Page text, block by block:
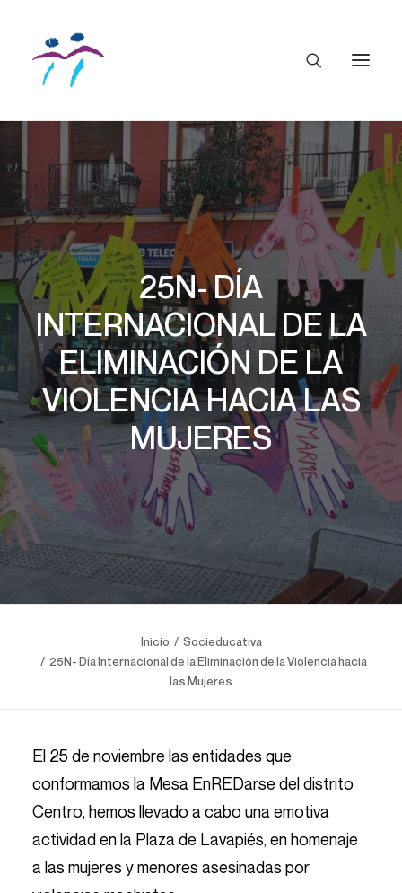
25N- DÍA
INTERNACIONAL DE LA
ELIMINACIÓN DE LA
VIOLENCIA HACIA LAS
MUJERES
Inicio
Socieducativa
25N- Día Internacional de la Eliminación de la Violencia hacia
las Mujeres
El 25 de noviembre las entidades que
conformamos la Mesa EnREDarse del distrito
Centro, hemos llevado a cabo una emotiva
actividad en la Plaza de Lavapiés, en homenaje
a las mujeres y menores asesinadas por